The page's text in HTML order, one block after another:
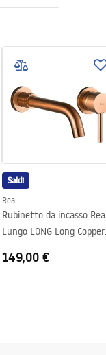
Saldi
Rea
Rubinetto da incasso Rea
Lungo LONG Long Copper
149,00 €